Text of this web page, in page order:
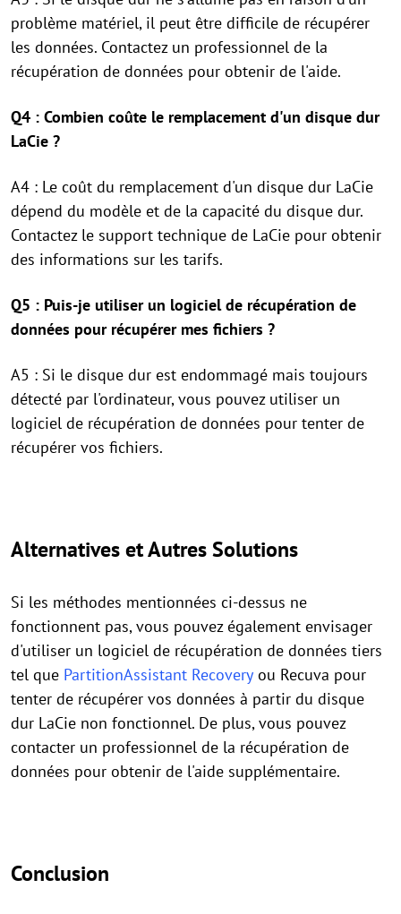
problème matériel, il peut être difficile de récupérer
les données. Contactez un professionnel de la
récupération de données pour obtenir de l'aide.
Q4 : Combien coûte le remplacement d'un disque dur
LaCie ?
A4 : Le coût du remplacement d'un disque dur LaCie
dépend du modèle et de la capacité du disque dur.
Contactez le support technique de LaCie pour obtenir
des informations sur les tarifs.
Q5 : Puis-je utiliser un logiciel de récupération de
données pour récupérer mes fichiers ?
A5 : Si le disque dur est endommagé mais toujours
détecté par l'ordinateur, vous pouvez utiliser un
logiciel de récupération de données pour tenter de
récupérer vos fichiers.
Alternatives et Autres Solutions
Si les méthodes mentionnées ci-dessus ne
fonctionnent pas, vous pouvez également envisager
d'utiliser un logiciel de récupération de données tiers
tel que PartitionAssistant Recovery ou Recuva pour
tenter de récupérer vos données à partir du disque
dur LaCie non fonctionnel. De plus, vous pouvez
contacter un professionnel de la récupération de
données pour obtenir de l'aide supplémentaire.
Conclusion